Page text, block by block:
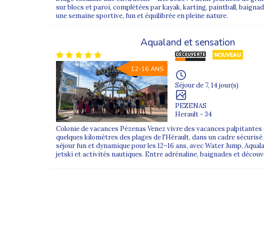
FAQ – Colonie de vacances au départ
Non. Le départ depuis Toulon est proposé
Pour vérifier, consultez la sélection affichée en bas de
Où se situe le rendez-vous en gare à Toulon ?
Le rendez-vous a lieu à lagare de Toulon,Place de
Si un détail manque (horaire exact, zone précise,
sur blocs et paroi, complétées par kayak, karting, paintball,
une semaine sportive, fun et équilibrée en pleine nature.
Aqualand et sensation
12-16 ANS
Séjour de 7, 14 jour(s)
PEZENAS
Herault - 34
Colonie de vacances Pézenas Venez vivre des vacances palpitantes
quelques kilomètres des plages de l'Hérault, dans un cadre
séjour fun et dynamique pour les 12–16 ans, avec Water Jump,
jetski et activités nautiques. Entre adrénaline, baignades et